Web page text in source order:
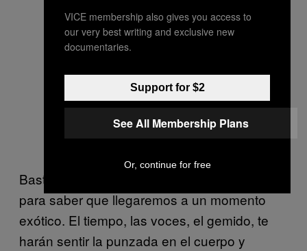
Basta escuchar la introducción de este tema
para saber que llegaremos a un momento
exótico. El tiempo, las voces, el gemido, te
harán sentir la punzada en el cuerpo y
VICE membership also gives you access to
our very best writing and exclusive new
documentaries.
Support for $2
See All Membership Plans
Or, continue for free